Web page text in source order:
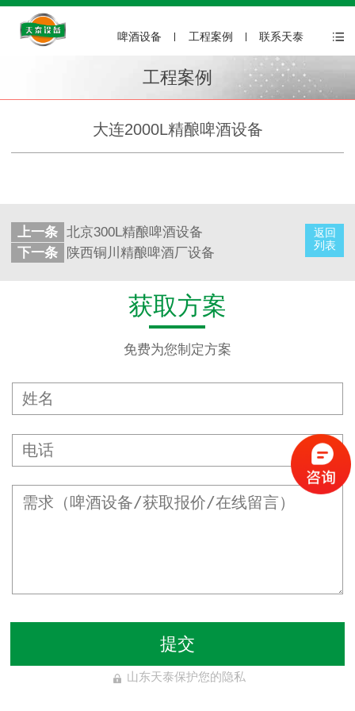
啤酒设备 工程案例 联系天泰
工程案例
大连2000L精酿啤酒设备
返回
列表
上一条 北京300L精酿啤酒设备
下一条
陕西铜川精酿啤酒厂设备
获取方案
免费为您制定方案
提交
山东天泰保护您的隐私